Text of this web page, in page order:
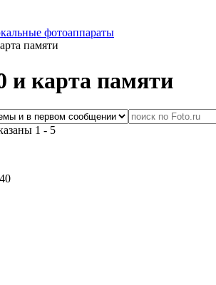
фотоаппараты
памяти
и карта памяти
1 - 5